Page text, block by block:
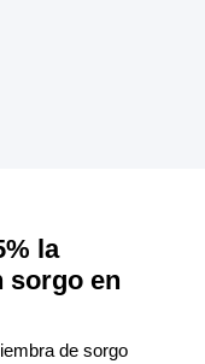
la
sorgo en
de sorgo